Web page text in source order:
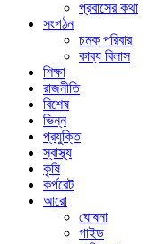
প্রবাসের কথা
সংগঠন
চমক পরিবার
কাব্য বিলাস
শিক্ষা
রাজনীতি
বিশেষ
ভিন্ন
প্রযুক্তি
স্বাস্থ্য
কৃষি
কর্পরেট
আরো
ঘোষনা
গাইড